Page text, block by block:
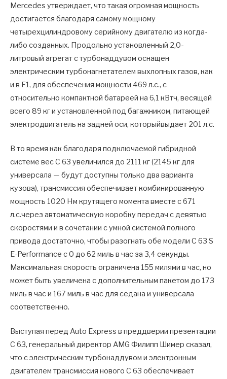
Mercedes утверждает, что такая огромная мощность
достигается благодаря самому мощному
четырехцилиндровому серийному двигателю из когда-
либо созданных. Продольно установленный 2,0-
литровый агрегат с турбонаддувом оснащен
электрическим турбонагнетателем выхлопных газов, как
и в F1, для обеспечения мощности 469 л.с., с
относительно компактной батареей на 6,1 кВтч, весящей
всего 89 кг и установленной под багажником, питающей
электродвигатель на задней оси, которыйвыдает 201 л.с.
В то время как благодаря подключаемой гибридной
системе вес C 63 увеличился до 2111 кг (2145 кг для
универсала — будут доступны только два варианта
кузова), трансмиссия обеспечивает комбинированную
мощность 1020 Нм крутящего момента вместе с 671
л.с.через автоматическую коробку передач с девятью
скоростями и в сочетании с умной системой полного
привода достаточно, чтобы разогнать обе модели C 63 S
E-Performance с 0 до 62 миль в час за 3,4 секунды.
Максимальная скорость ограничена 155 милями в час, но
может быть увеличена с дополнительным пакетом до 173
миль в час и 167 миль в час для седана и универсала
соответственно.
Выступая перед Auto Express в преддверии презентации
C 63, генеральный директор AMG Филипп Шимер сказал,
что с электрическим турбонаддувом и электронным
двигателем трансмиссия нового C 63 обеспечивает